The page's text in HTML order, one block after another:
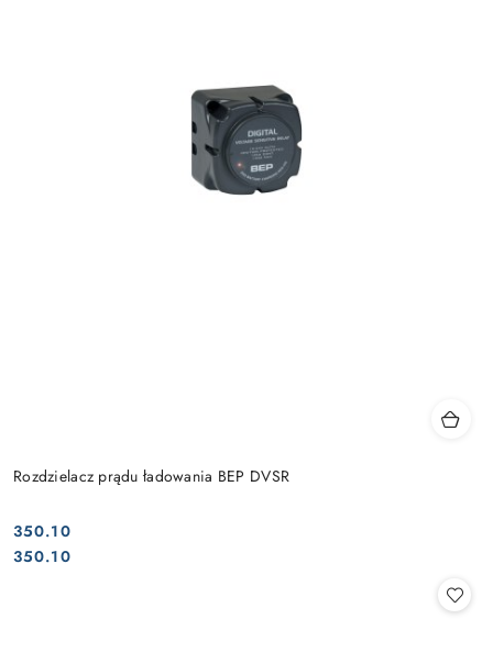
Rozdzielacz prądu ładowania BEP DVSR
Cena:
350.10
Cena:
350.10